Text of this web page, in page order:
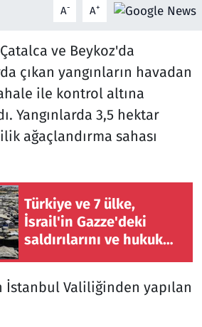
A- A+
ve Beykoz'da
çıkan yangınların havadan
ile kontrol altına
Yangınlarda 3,5 hektar
ağaçlandırma sahası
Türkiye ve 7 ülke,
İsrail'in Gazze'deki
saldırılarını ve hukuk
İstanbul Valiliğinden yapılan